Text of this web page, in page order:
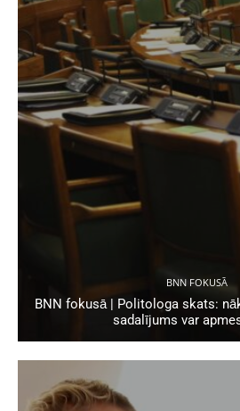
BNN FOKUSĀ
BNN fokusā | Politologa skats:
sadalījums var